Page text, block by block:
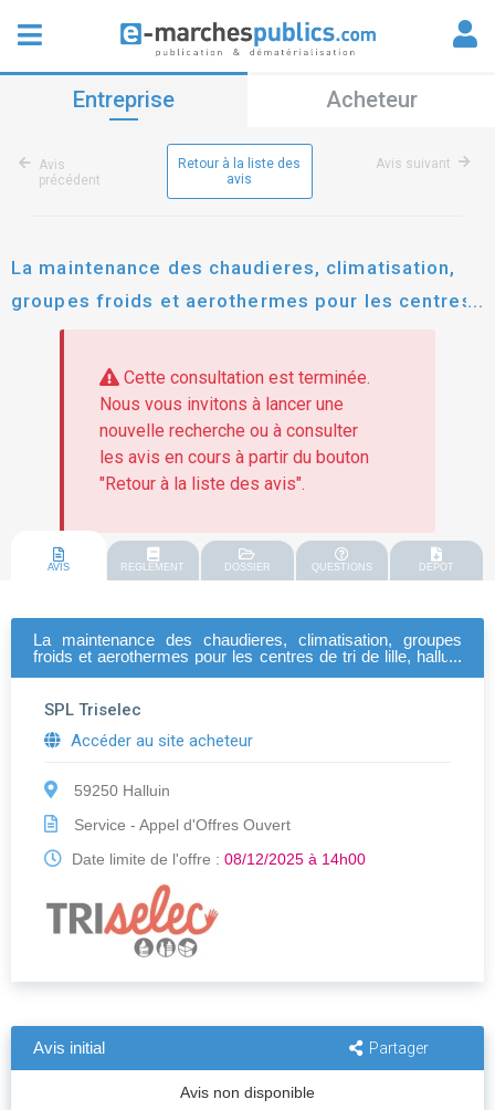
Entreprise Acheteur
Avis
précédent
Retour à la liste des
avis
Avis suivant
La maintenance des chaudieres, climatisation,
groupes froids et aerothermes pour les centres
de tri de lille, halluin et dunkerque
Cette consultation est terminée.
Nous vous invitons à lancer une
nouvelle recherche ou à consulter
les avis en cours à partir du bouton
"Retour à la liste des avis".
AVIS REGLEMENT DOSSIER QUESTIONS DEPOT
La maintenance des chaudieres, climatisation, groupes
froids et aerothermes pour les centres de tri de lille, halluin
SPL Triselec
Accéder au site acheteur
59250 Halluin
Service - Appel d'Offres Ouvert
Date limite de l'offre : 08/12/2025 à 14h00
Avis initial Partager
Avis non disponible